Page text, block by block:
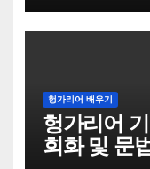
헝가리어 배우기
헝가리어
회화 및 문법